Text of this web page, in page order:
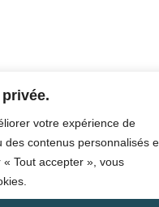
votre expérience de
des contenus personnalisés
Tout accepter », vous